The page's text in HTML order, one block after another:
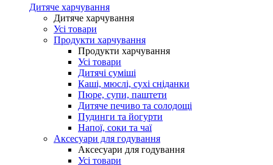
Дитяче харчування
Дитяче харчування
Усі товари
Продукти харчування
Продукти харчування
Усі товари
Дитячі суміші
Каші, мюслі, сухі сніданки
Пюре, супи, паштети
Дитяче печиво та солодощі
Пудинги та йогурти
Напої, соки та чаї
Аксесуари для годування
Аксесуари для годування
Усі товари